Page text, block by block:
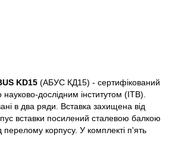
KD15 (АБУС КД15) - сертифікований
дослідним інститутом (ITB).
в два ряди. Вставка захищена від
вставки посилений сталевою балкою
перелому корпусу. У комплекті п'ять